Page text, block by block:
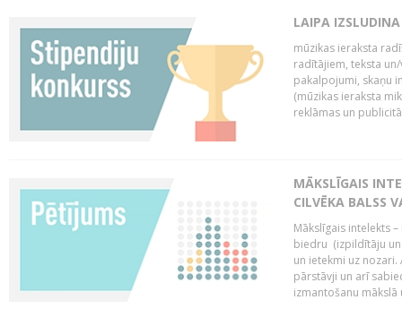
LAIPA
mūzikas ieraksta
radītājiem, teksta
pakalpojumi, skaņu
(mūzikas ieraksta
reklāmas un
MĀKSLĪGAIS
CILVĒKA BALSS
Mākslīgais intelekts
biedru (izpildītāju
un ietekmi uz
pārstāvji un arī
izmantošanu mākslā